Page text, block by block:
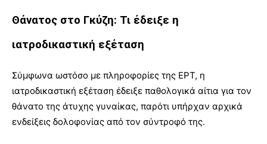
Θάνατος στο Γκύζη: Τι έδειξε η
ιατροδικαστική εξέταση
Σύμφωνα ωστόσο με πληροφορίες της ΕΡΤ, η
ιατροδικαστική εξέταση έδειξε παθολογικά αίτια για τον
θάνατο της άτυχης γυναίκας, παρότι υπήρχαν αρχικά
ενδείξεις δολοφονίας από τον σύντροφό της.